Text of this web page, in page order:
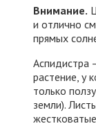
Внимание.
и отлично
прямых
Аспидистра
растение, у
только
земли).